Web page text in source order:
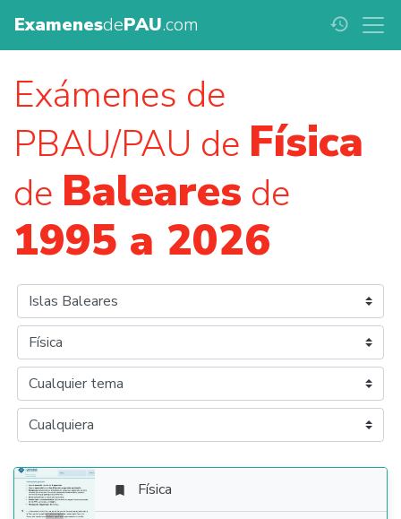
ExamenesdePAU.com history
Exámenes de
PBAU/PAU de Física
de Baleares de
1995 a 2026
 Física